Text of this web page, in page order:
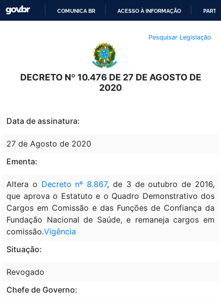
O
CONTEÚDO
COMUNICA BR ACESSO À INFORMAÇÃO
Pesquisar Legislação
DECRETO Nº 10.476 DE 27 DE AGOSTO DE
2020
Data de assinatura:
27 de Agosto de 2020
Ementa:
Altera o Decreto nº 8.867, de 3 de outubro de 2016,
que aprova o Estatuto e o Quadro Demonstrativo dos
Cargos em Comissão e das Funções de Confiança da
Fundação Nacional de Saúde, e remaneja cargos em
comissão.Vigência
Situação:
Revogado
Chefe de Governo: